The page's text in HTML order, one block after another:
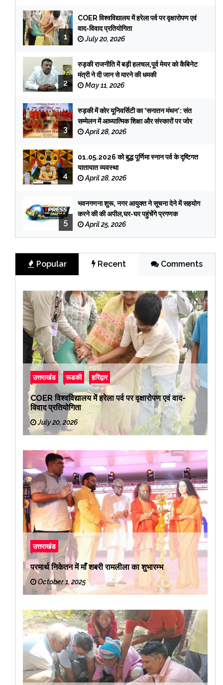
1
COER विश्वविद्यालय में हरेला पर्व पर वृक्षारोपण एवं
वाद-विवाद प्रतियोगिता
July 20, 2026
2
रुड़की राजनीति में बड़ी हलचल,पूर्व मेयर को कैबिनेट
मंत्री ने दी जान से मारने की धमकी
May 11, 2026
3
रुड़की में कोर यूनिवर्सिटी का ‘सनातन मंथन’: संत
सम्मेलन में आध्यात्मिक शिक्षा और संस्कारों पर जोर
April 28, 2026
4
01.05.2026 को बुद्ध पूर्णिमा स्नान पर्व के दृष्टिगत
यातायात व्यवस्था
April 28, 2026
5
भवनगणना शुरू, नगर आयुक्त ने सूचना देने में सहयोग
करने की की अपील,घर-घर पहुंचेंगे प्रगणक
April 25, 2026
Popular Recent Comments
उत्तराखंड रूडकी हरिद्वार
COER विश्वविद्यालय में हरेला पर्व पर वृक्षारोपण एवं वाद-
विवाद प्रतियोगिता
July 20, 2026
उत्तराखंड
परमार्थ निकेतन में माँ शबरी रामलीला का शुभारम्भ
October 1, 2025